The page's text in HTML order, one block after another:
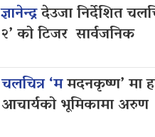
ज्ञानेन्द्रदेउजा निर्देशित
२’ को टिजर सार्वजनिक
चलचित्र ‘ममदनकृष्ण’ मा
आचार्यको भूमिकामा अरुण